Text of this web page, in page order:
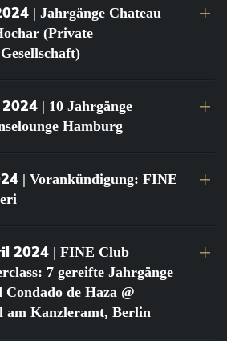
| Jahrgänge Chateau
(Private
| 10 Jahrgänge
Hamburg
| Vorankündigung: FINE
2024 | FINE Club
7 gereifte Jahrgänge
de Haza @
am Kanzleramt, Berlin